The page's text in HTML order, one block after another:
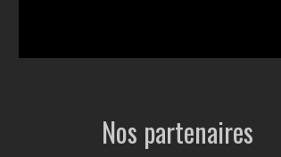
Nos partenaires